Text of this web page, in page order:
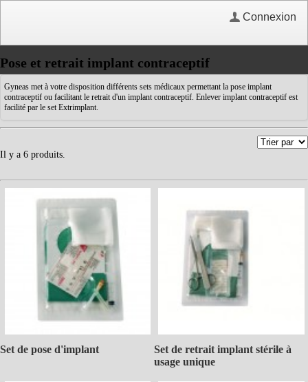
Connexion
Pose et retrait implant contraceptif
Gyneas met à votre disposition différents sets médicaux permettant la pose implant
contraceptif ou facilitant le retrait d'un implant contraceptif. Enlever implant contraceptif est
facilité par le set Extrimplant.
Il y a 6 produits.
Set de pose d'implant
Set de retrait implant stérile à
usage unique